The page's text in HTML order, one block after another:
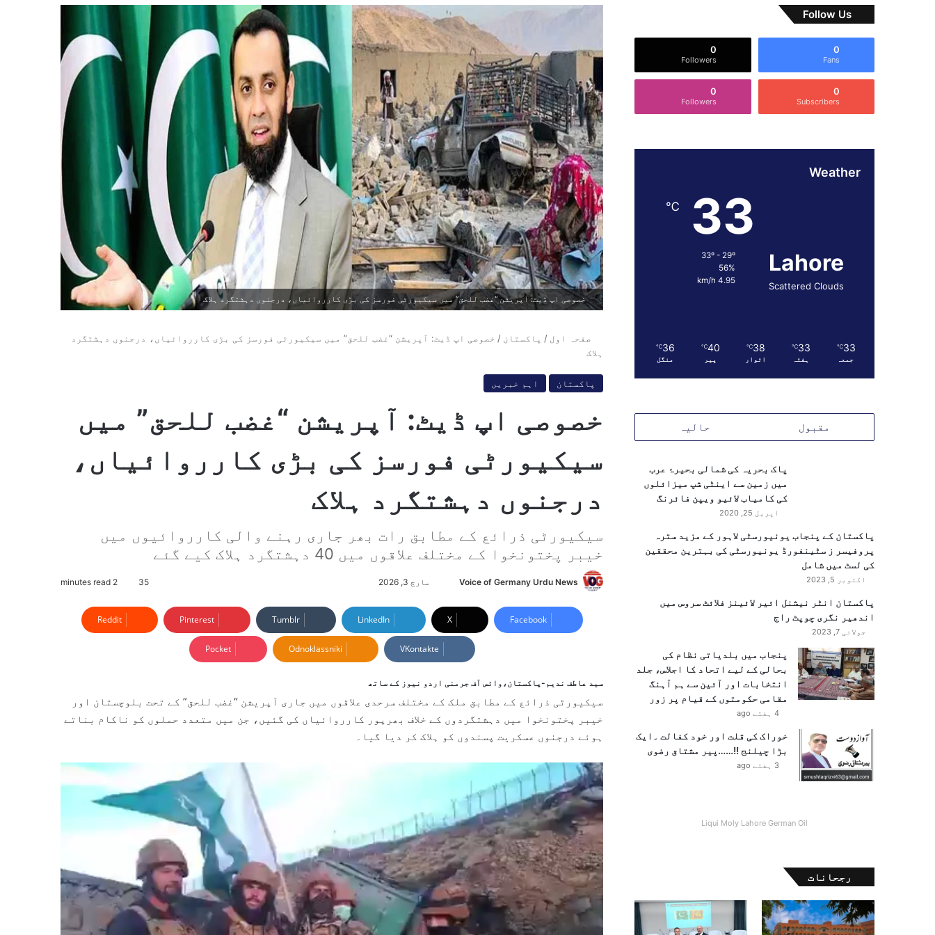
خصوصی اپ ڈیٹ: آپریشن “غضب للحق” میں سیکیورٹی فورسز کی بڑی کارروائیاں، درجنوں دہشتگرد ہلاک
صفحہ اول / پاکستان / خصوصی اپ ڈیٹ: آپریشن “غضب للحق” میں سیکیورٹی فورسز کی بڑی کارروائیاں، درجنوں دہشتگرد
ہلاک
پاکستان اہم خبریں
خصوصی اپ ڈیٹ: آپریشن “غضب للحق” میں
سیکیورٹی فورسز کی بڑی کارروائیاں،
درجنوں دہشتگرد ہلاک
سیکیورٹی ذرائع کے مطابق رات بھر جاری رہنے والی کارروائیوں میں
خیبر پختونخوا کے مختلف علاقوں میں 40 دہشتگرد ہلاک کیے گئے
Voice of Germany Urdu News
n
d
n
e
m
مارچ 3, 2026 35
Facebook
X
LinkedIn
Tumblr
Pinterest
Reddit
VKontakte
Odnoklassniki
Pocket
سید عاطف ندیم-پاکستان،وائس آف جرمنی اردو نیوز کے ساتھ
سیکیورٹی ذرائع کے مطابق ملک کے مختلف سرحدی علاقوں میں جاری آپریشن “غضب للحق” کے تحت بلوچستان اور
خیبر پختونخوا میں دہشتگردوں کے خلاف بھرپور کارروائیاں کی گئیں، جن میں متعدد حملوں کو ناکام بناتے
ہوئے درجنوں عسکریت پسندوں کو ہلاک کر دیا گیا۔
Follow Us
0
Fans
0
Followers
0
Subscribers
0
Followers
Weather
Lahore
Scattered Clouds
33
℃
33º - 29º
56%
4.95 km/h
33
℃
جمعہ
33
℃
ہفتہ
38
℃
اتوار
40
℃
پیر
36
℃
منگل
مقبول حالیہ
پاک بحریہ کی شمالی بحیرۂ عرب
میں زمین سے اینٹی شپ میزائلوں
کی کامیاب لائیو ویپن فائرنگ
اپریل 25, 2020
پاکستان کے پنجاب یونیورسٹی لاہور کے مزید سترہ
پروفیسر ز سٹینفورڈ یونیورسٹی کی بہترین محققین
کی لسٹ میں شامل
اکتوبر 5, 2023
پاکستان انٹر نیشنل ائیر لائینز فلائٹ سروس میں
اندھیر نگری چوپٹ راج
جولائی 7, 2023
پنجاب میں بلدیاتی نظام کی
بحالی کے لیے اتحاد کا اجلاس، جلد
انتخابات اور آئین سے ہم آہنگ
مقامی حکومتوں کے قیام پر زور
4 ہفتے ago
خوراک کی قلت اور خود کفالت ۔ایک
بڑا چیلنج !!……پیر مشتاق رضوی
3 ہفتے ago
Liqui Moly Lahore German Oil
رجحانات